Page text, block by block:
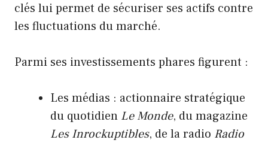
clés lui permet de sécuriser ses actifs contre
les fluctuations du marché.
Parmi ses investissements phares figurent :
Les médias : actionnaire stratégique
du quotidien Le Monde, du magazine
Les Inrockuptibles, de la radio Radio